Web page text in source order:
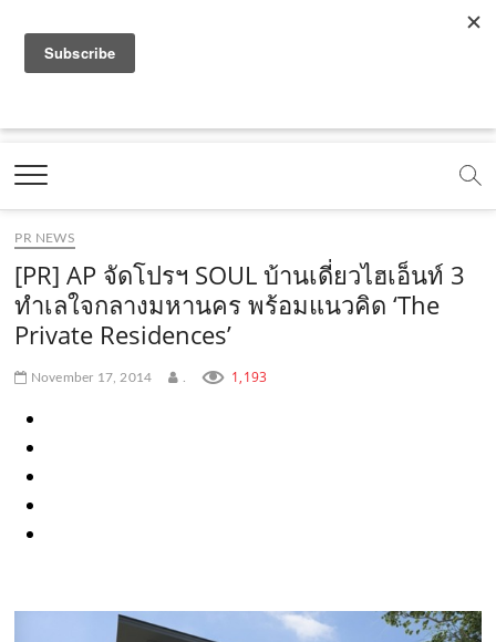
a
e
b
o
o
k
.
c
o
t
b
.
c
o
.
o
e
m
t
g
a
m
.
t
k
c
o
m
Marketing Oops!
DIGITAL | CREATIVE | ADVERTISING | CAMPAIGN |
PR NEWS
[PR] AP จัดโปรฯ SOUL บ้านเดี่ยวไฮเอ็นท์ 3
ทำเลใจกลางมหานคร พร้อมแนวคิด ‘The
Private Residences’
November 17, 2014 1,193